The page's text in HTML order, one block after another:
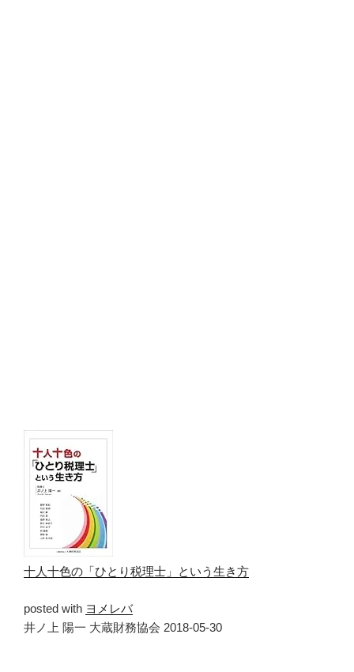
十人十色の「ひとり税理士」という生き方
posted with ヨメレバ
井ノ上 陽一 大蔵財務協会 2018-05-30